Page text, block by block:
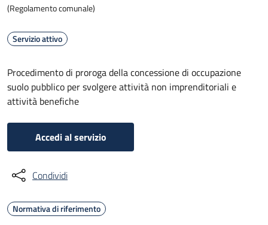
(Regolamento comunale)
Servizio attivo
Procedimento di proroga della concessione di occupazione
suolo pubblico per svolgere attività non imprenditoriali e
attività benefiche
Accedi al servizio
Condividi
Normativa di riferimento